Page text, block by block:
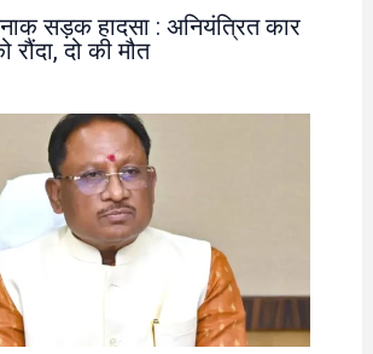
सड़क हादसा : अनियंत्रित कार
रौंदा, दो की मौत